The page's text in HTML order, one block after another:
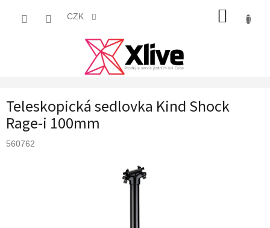
CZK
Teleskopická sedlovka Kind Shock
Rage-i 100mm
560762